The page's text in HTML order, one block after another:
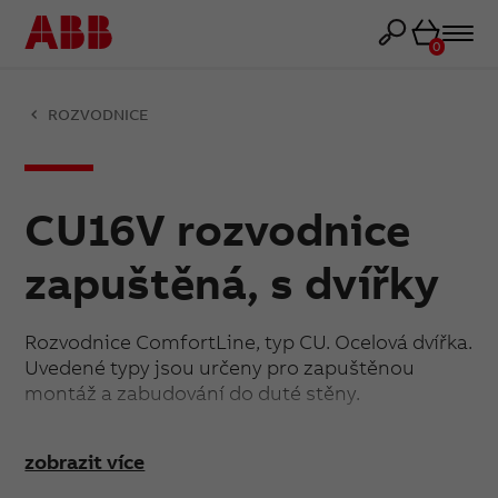
Košík
0
ROZVODNICE
CU16V rozvodnice
zapuštěná, s dvířky
Rozvodnice ComfortLine, typ CU. Ocelová dvířka.
Uvedené typy jsou určeny pro zapuštěnou
montáž a zabudování do duté stěny.
šroubových a pružinových svorek.
zobrazit více